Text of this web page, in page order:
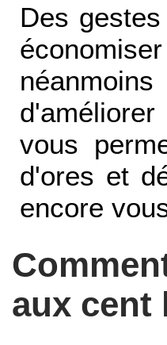
Des
vous
d'ores et
encore
aux cent